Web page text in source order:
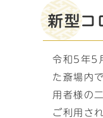
新型コ
令和5年5
た斎場内
用者様の
ご利用さ